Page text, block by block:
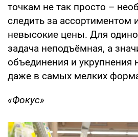
точкам не так просто –
следить за ассортиментом
невысокие цены. Для
задача неподъёмная, а
объединения и укрупнения
даже в самых мелких
«Фокус»